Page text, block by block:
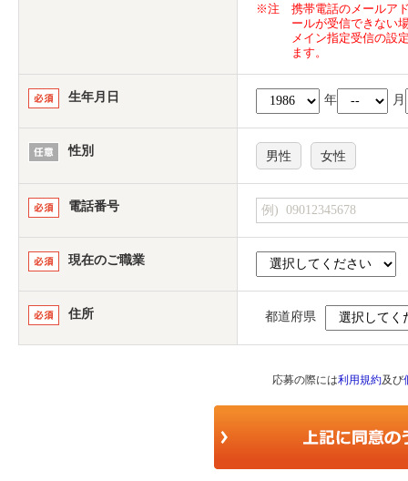
※注
携帯電話のメールア
ールが受信できない
メイン指定受信の設
ます。
生年月日 年 月
性別 男性 女性
電話番号
現在のご職業
住所 都道府県
応募の際には利用規約及び